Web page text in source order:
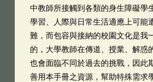
中教師所接觸到各類的身生障礙學
學習、人際與日常生活適應上可能
難，而包容與接納的校園文化是我
的，大學教師在傳道、授業、解惑
也會面臨不同於過去的挑戰，因此
善用本手冊之資源，幫助特殊需求